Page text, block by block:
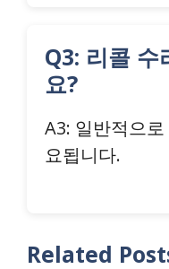
Q3: 리콜 수
요?
A3: 일반적으
요됩니다.
Related